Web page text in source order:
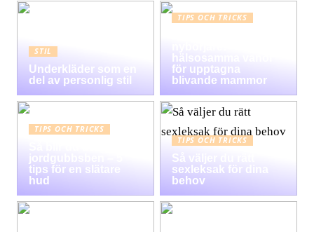
STIL
Underkläder som en
del av personlig stil
TIPS OCH TRICKS
hälsosamma vanor
för upptagna
blivande mammor
TIPS OCH TRICKS
jordgubbsben – 5
tips för en slätare
hud
TIPS OCH TRICKS
Så väljer du rätt
sexleksak för dina
behov